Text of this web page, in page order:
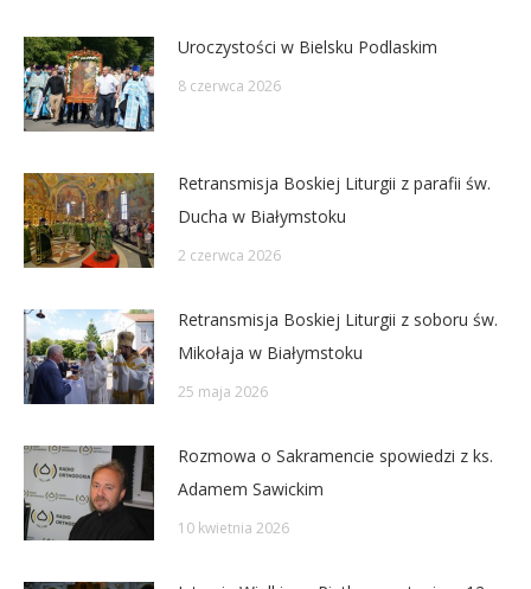
Uroczystości w Bielsku Podlaskim
8 czerwca 2026
Retransmisja Boskiej Liturgii z parafii św.
Ducha w Białymstoku
2 czerwca 2026
Retransmisja Boskiej Liturgii z soboru św.
Mikołaja w Białymstoku
25 maja 2026
Rozmowa o Sakramencie spowiedzi z ks.
Adamem Sawickim
10 kwietnia 2026